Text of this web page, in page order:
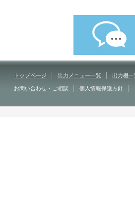
トップページ 出力メニュー一覧 出力機一
お問い合わせ・ご相談 個人情報保護方針